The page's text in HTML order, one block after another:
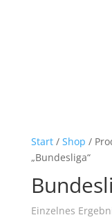
Start/ Shop /
„Bundesliga“
Einzelnes